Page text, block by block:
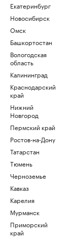
Екатеринбург
Новосибирск
Омск
Башкортостан
Вологодская
область
Калининград
Краснодарский
край
Нижний
Новгород
Пермский край
Ростов-на-Дону
Татарстан
Тюмень
Черноземье
Кавказ
Карелия
Мурманск
Приморский
край